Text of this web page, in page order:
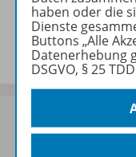
haben oder die
Dienste
Buttons „Alle
Datenerhebung
DSGVO, § 25